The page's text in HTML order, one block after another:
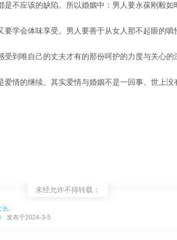
是不应该的缺陷。所以婚姻中：男人要永葆刚毅如
要学会体味享受。男人要善于从女人那不起眼的
受到唯自己的丈夫才有的那份呵护的力度与关心
爱情的继续。其实爱情与婚姻不是一回事。世上
未经允许不得转载：
丛。
发布于2024-3-5